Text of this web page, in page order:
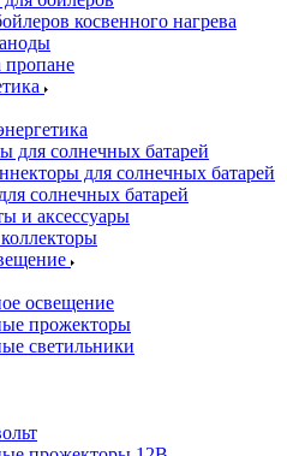
косвенного нагрева
пропане
для солнечных батарей
для солнечных батарей
солнечных батарей
и аксессуары
освещение
прожекторы
светильники